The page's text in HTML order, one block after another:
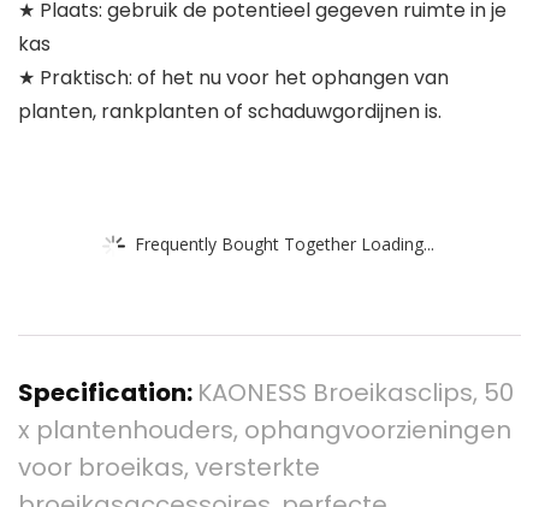
★ Plaats: gebruik de potentieel gegeven ruimte in je
kas
★ Praktisch: of het nu voor het ophangen van
planten, rankplanten of schaduwgordijnen is.
Frequently Bought Together Loading...
Specification: KAONESS Broeikasclips, 50
x plantenhouders, ophangvoorzieningen
voor broeikas, versterkte